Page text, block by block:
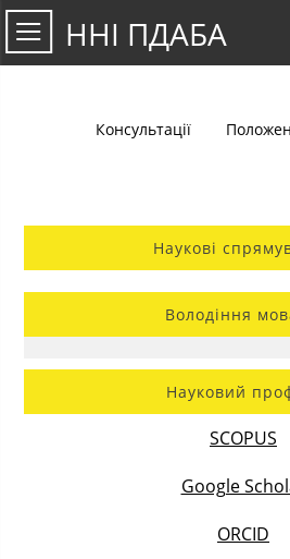
ННІ ПДАБА
Консультації
Наукові
Володіння
Науковий
SCOPUS
Google
ORCID